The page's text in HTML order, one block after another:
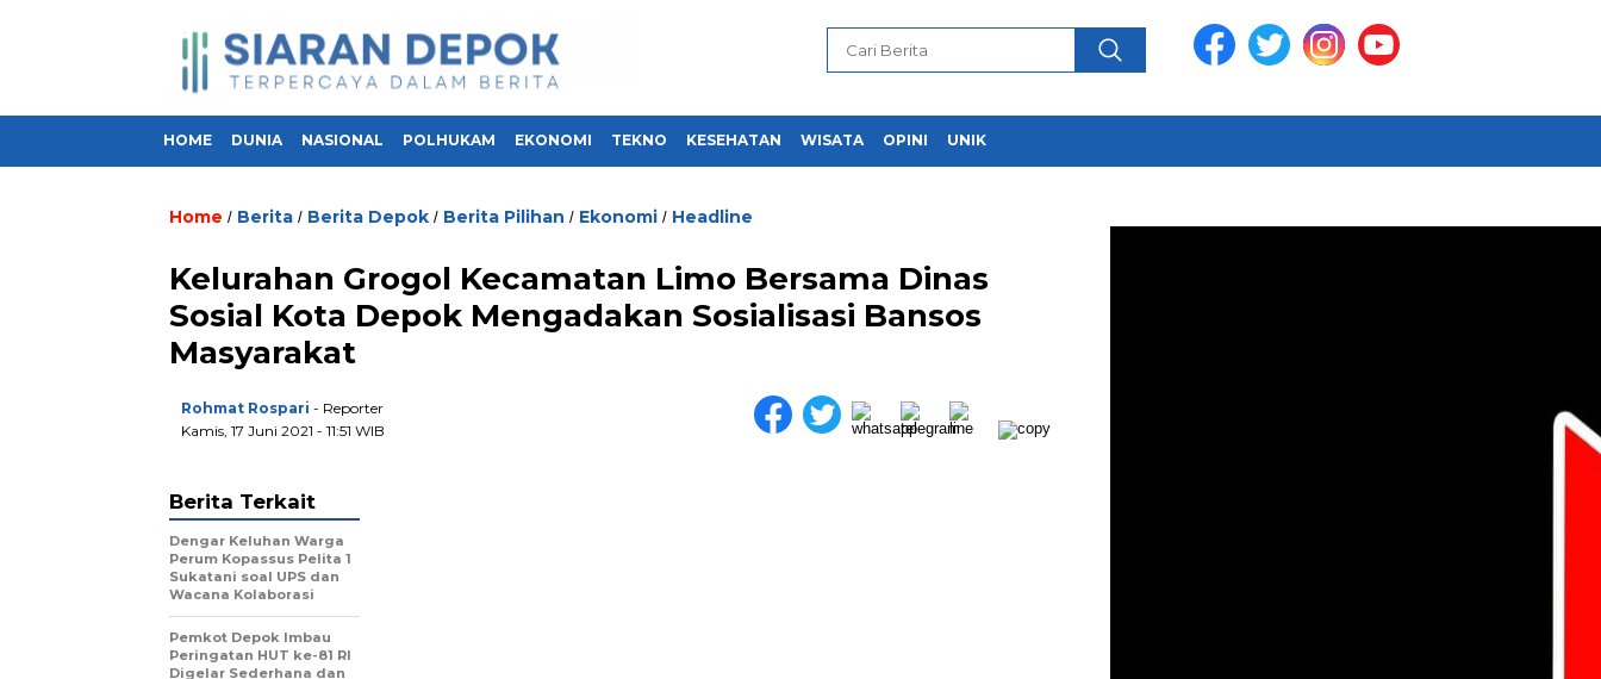
HOME DUNIA NASIONAL POLHUKAM EKONOMI TEKNO KESEHATAN WISATA OPINI UNIK
Home / Berita / Berita Depok / Berita Pilihan / Ekonomi / Headline
Kelurahan Grogol Kecamatan Limo Bersama Dinas
Sosial Kota Depok Mengadakan Sosialisasi Bansos
Masyarakat
Rohmat Rospari - Reporter
Kamis, 17 Juni 2021 - 11:51 WIB
Berita Terkait
Dengar Keluhan Warga
Perum Kopassus Pelita 1
Sukatani soal UPS dan
Wacana Kolaborasi
Pemkot Depok Imbau
Peringatan HUT ke-81 RI
Digelar Sederhana dan